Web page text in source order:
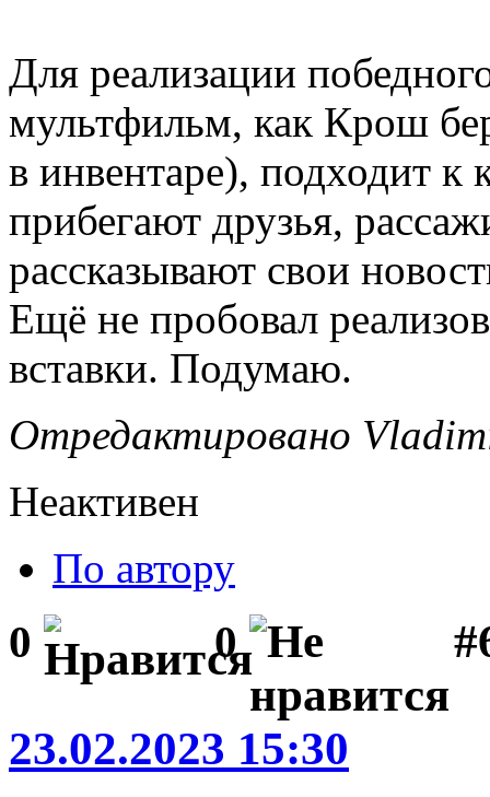
Для реализации
мультфильм, как Крош
в инвентаре), подходит к
прибегают друзья,
рассказывают свои
Ещё не пробовал
вставки. Подумаю.
Отредактировано
Неактивен
По автору
0 0
23.02.2023 15:30